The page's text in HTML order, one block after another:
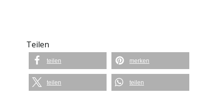
Teilen
teilen merken
teilen teilen